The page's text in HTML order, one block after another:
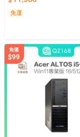
免運